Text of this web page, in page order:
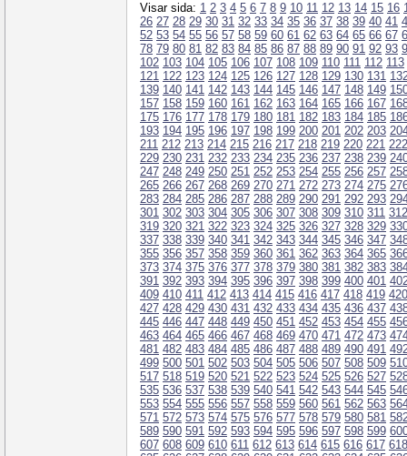
Visar sida: 1 2 3 4 5 6 7 8 9 10 11 12 13 14 15 16
26 27 28 29 30 31 32 33 34 35 36 37 38 39 40 41
52 53 54 55 56 57 58 59 60 61 62 63 64 65 66 67
78 79 80 81 82 83 84 85 86 87 88 89 90 91 92 93
102 103 104 105 106 107 108 109 110 111 112 113
121 122 123 124 125 126 127 128 129 130 131
139 140 141 142 143 144 145 146 147 148 149
157 158 159 160 161 162 163 164 165 166 167
175 176 177 178 179 180 181 182 183 184 185
193 194 195 196 197 198 199 200 201 202 203
211 212 213 214 215 216 217 218 219 220 221 222
229 230 231 232 233 234 235 236 237 238 239
247 248 249 250 251 252 253 254 255 256 257
265 266 267 268 269 270 271 272 273 274 275
283 284 285 286 287 288 289 290 291 292 293
301 302 303 304 305 306 307 308 309 310 311 312
319 320 321 322 323 324 325 326 327 328 329
337 338 339 340 341 342 343 344 345 346 347
355 356 357 358 359 360 361 362 363 364 365
373 374 375 376 377 378 379 380 381 382 383
391 392 393 394 395 396 397 398 399 400 401
409 410 411 412 413 414 415 416 417 418 419 420
427 428 429 430 431 432 433 434 435 436 437
445 446 447 448 449 450 451 452 453 454 455
463 464 465 466 467 468 469 470 471 472 473
481 482 483 484 485 486 487 488 489 490 491
499 500 501 502 503 504 505 506 507 508 509
517 518 519 520 521 522 523 524 525 526 527
535 536 537 538 539 540 541 542 543 544 545
553 554 555 556 557 558 559 560 561 562 563
571 572 573 574 575 576 577 578 579 580 581
589 590 591 592 593 594 595 596 597 598 599
607 608 609 610 611 612 613 614 615 616 617 618